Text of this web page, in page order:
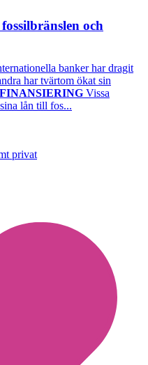
och
banker har dragit
har tvärtom ökat sin
Vissa
lån till fos...
privat